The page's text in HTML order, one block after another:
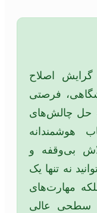
گرایش اصلاح
فرصتی
حل چالش‌های
هوشمندانه
بی‌وقفه و
نه تنها یک
مهارت‌های
سطحی عالی